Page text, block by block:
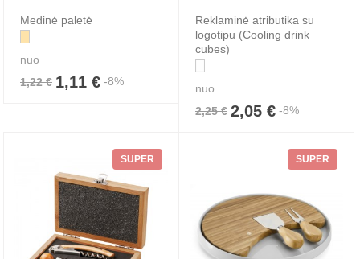
Medinė paletė
nuo
1,22 € 1,11 € -8%
Reklaminė atributika su
logotipu (Cooling drink
cubes)
nuo
2,25 € 2,05 € -8%
SUPER SUPER